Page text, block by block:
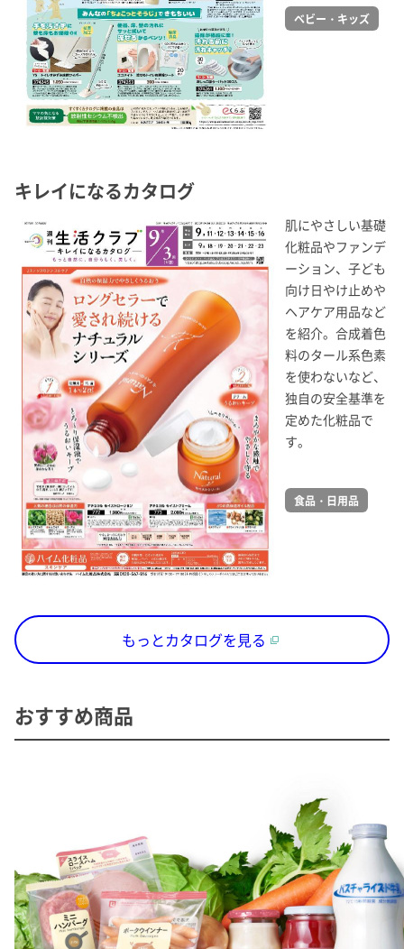
ベビー・キッズ
キレイになるカタログ
肌にやさしい基礎
化粧品やファンデ
ーション、子ども
向け日やけ止めや
ヘアケア用品など
を紹介。合成着色
料のタール系色素
を使わないなど、
独自の安全基準を
定めた化粧品で
す。
食品・日用品
もっとカタログを見る
おすすめ商品